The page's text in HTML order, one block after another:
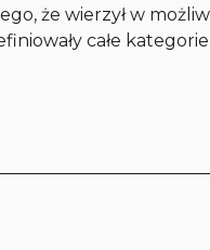
że wierzył w
całe